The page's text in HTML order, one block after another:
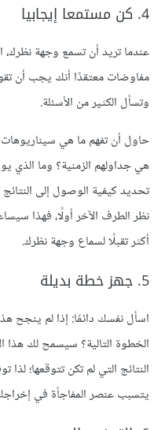
4. كن مستمعا إيجابيا
عندما تريد أن تسمع وجهة نظرك،
مفاوضات معتقدًا أنك يجب أن
وتسأل الكثير من الأسئلة.
حاول أن تفهم ما هي
هي جداولهم الزمنية؟ وما الذي
تحديد كيفية الوصول إلى
نظر الطرف الآخر أولًا، فهذا
أكثر تقبلًا لسماع وجهة نظرك.
5. جهز خطة بديلة
اسأل نفسك دائمًا: إذا لم ينجح
الخطوة التالية؟ سيسمح لك هذا
النتائج التي لم تكن تتوقعها؛
يتسبب عنصر المفاجأة في